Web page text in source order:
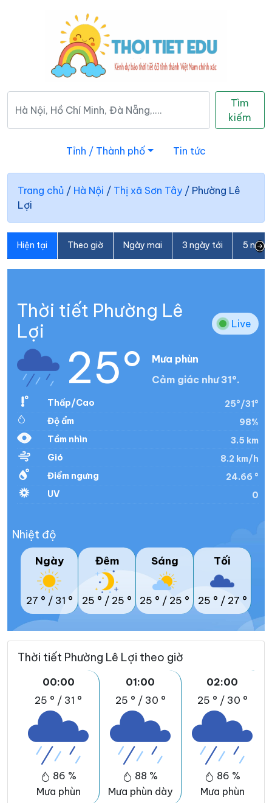
Tìm
kiếm
Tỉnh / Thành phố Tin tức
Trang chủ / Hà Nội / Thị xã Sơn Tây / Phường Lê
Lợi
Hiện tại Theo giờ Ngày mai 3 ngày tới 5
Thời tiết Phường Lê
Lợi
Live
25°
Mưa phùn
Cảm giác như 31°.
Thấp/Cao
25°/31°
Độ ẩm
98%
Tầm nhìn
3.5 km
Gió
8.2 km/h
Điểm ngưng
24.66 °
UV
0
Nhiệt độ
Ngày
27 ° / 31 °
Đêm
25 ° / 25 °
Sáng
25 ° / 25 °
Tối
25 ° / 27 °
Thời tiết Phường Lê Lợi theo giờ
00:00
25 ° / 31 °
86 %
Mưa phùn
01:00
25 ° / 30 °
88 %
Mưa phùn dày
02:00
25 ° / 30 °
86 %
Mưa phùn